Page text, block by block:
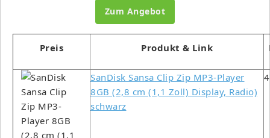
Zum Angebot
Preis Produkt & Link
SanDisk Sansa Clip Zip MP3-Player
8GB (2,8 cm (1,1 Zoll) Display, Radio)
schwarz